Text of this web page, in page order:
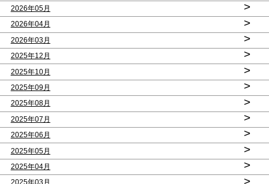
2026年05月 >
2026年04月 >
2026年03月 >
2025年12月 >
2025年10月 >
2025年09月 >
2025年08月 >
2025年07月 >
2025年06月 >
2025年05月 >
2025年04月 >
>